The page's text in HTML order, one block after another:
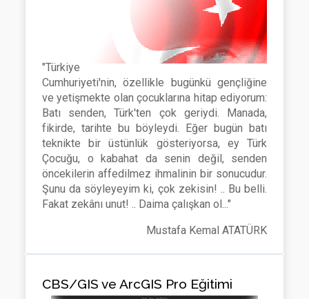
"Türkiye
Cumhuriyeti'nin, özellikle bugünkü gençliğine
ve yetişmekte olan çocuklarına hitap ediyorum:
Batı senden, Türk'ten çok geriydi. Manada,
fikirde, tarihte bu böyleydi. Eğer bugün batı
teknikte bir üstünlük gösteriyorsa, ey Türk
Çocuğu, o kabahat da senin değil, senden
öncekilerin affedilmez ihmalinin bir sonucudur.
Şunu da söyleyeyim ki, çok zekisin! .. Bu belli.
Fakat zekânı unut! .. Daima çalışkan ol..."
Mustafa Kemal ATATÜRK
CBS/GIS ve ArcGIS Pro Eğitimi